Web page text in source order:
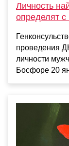
Личность
определят
проведения
личности
Босфоре 20